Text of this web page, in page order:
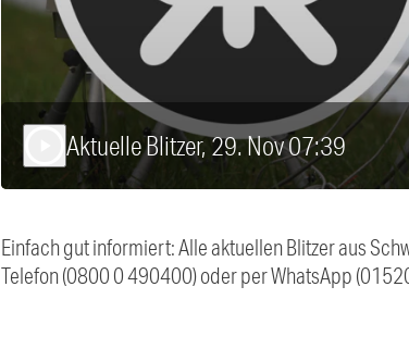
Aktuelle Blitzer, 29. Nov 07:39
Einfach gut informiert: Alle aktuellen Blitzer aus
Telefon (0800 0 490400) oder per WhatsApp